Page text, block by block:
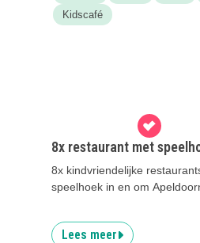
Kidscafé
8x restaurant met
8x kindvriendelijke
speelhoek in en om
Lees meer